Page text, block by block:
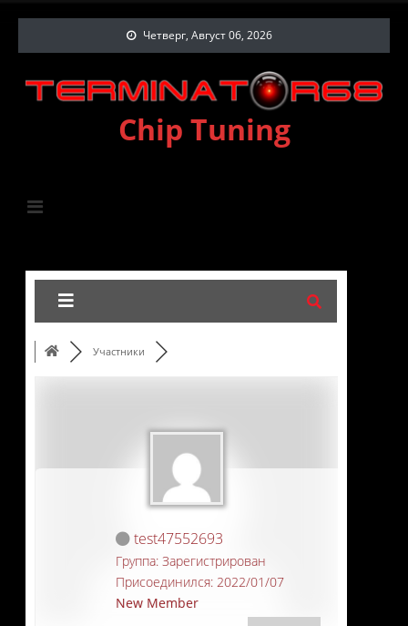
Четверг, Август 06, 2026
Chip Tuning
Участники
test47552693
Группа: Зарегистрирован
Присоединился: 2022/01/07
New Member